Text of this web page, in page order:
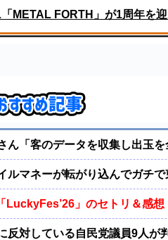
METAL FORTH」が1周年を
ん「客のデータを収集し出玉
ルマネーが転がり込んでガチ
LuckyFes’26」のセトリ＆感想
反対している自民党議員9人が